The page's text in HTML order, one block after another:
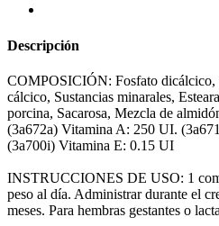
Descripción
COMPOSICIÓN: Fosfato dicálcico,
cálcico, Sustancias minarales,
porcina, Sacarosa, Mezcla de
(3a672a) Vitamina A: 250 UI.
(3a700i) Vitamina E: 0.15 UI
INSTRUCCIONES DE USO: 1
peso al día. Administrar durante el
meses. Para hembras gestantes o